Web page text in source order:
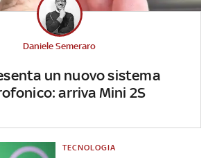
un nuovo sistema
arriva Mini 2S
Daniele Semeraro
TECNOLOGIA